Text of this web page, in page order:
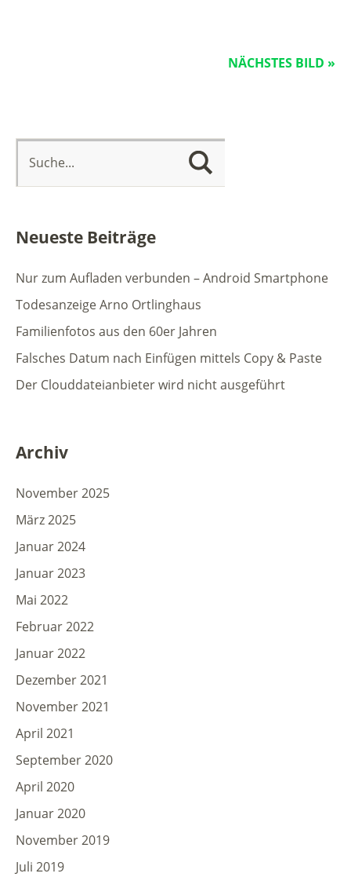
NÄCHSTES BILD »
Neueste Beiträge
Nur zum Aufladen verbunden – Android Smartphone
Todesanzeige Arno Ortlinghaus
Familienfotos aus den 60er Jahren
Falsches Datum nach Einfügen mittels Copy & Paste
Der Clouddateianbieter wird nicht ausgeführt
Archiv
November 2025
März 2025
Januar 2024
Januar 2023
Mai 2022
Februar 2022
Januar 2022
Dezember 2021
November 2021
April 2021
September 2020
April 2020
Januar 2020
November 2019
Juli 2019